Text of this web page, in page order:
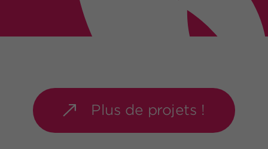
R
r s
Ba
&
Energies
Plus de projets !